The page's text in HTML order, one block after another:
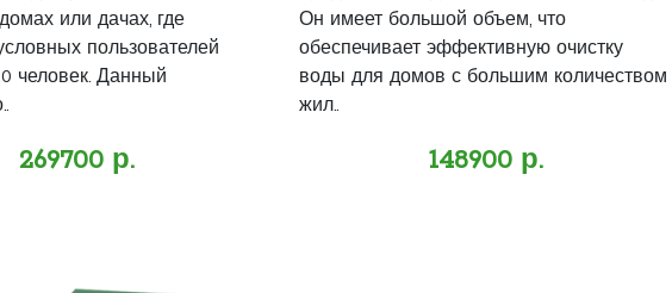
или дачах, где
пользователей
человек. Данный
269700 р.
Он имеет большой объем, что
обеспечивает эффективную очистку
воды для домов с большим количеством
жил..
148900 р.